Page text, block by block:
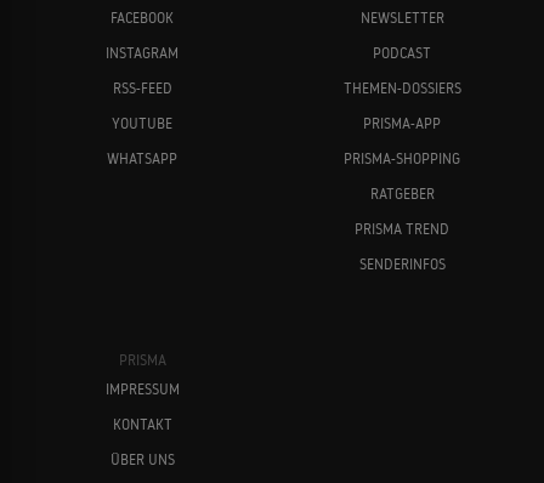
FACEBOOK
INSTAGRAM
RSS-FEED
YOUTUBE
WHATSAPP
NEWSLETTER
PODCAST
THEMEN-DOSSIERS
PRISMA-APP
PRISMA-SHOPPING
RATGEBER
PRISMA TREND
SENDERINFOS
PRISMA
IMPRESSUM
KONTAKT
ÜBER UNS